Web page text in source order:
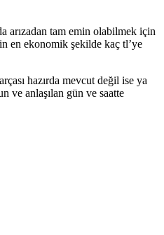
arızadan tam emin olabilmek için
en ekonomik şekilde kaç tl’ye
hazırda mevcut değil ise ya
ve anlaşılan gün ve saatte